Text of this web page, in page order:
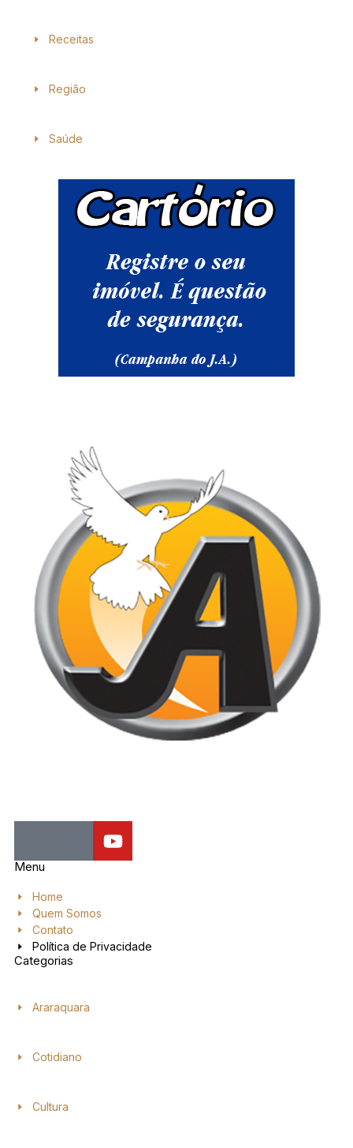
Receitas
Região
Saúde
Menu
Home
Quem Somos
Contato
Política de Privacidade
Categorias
Araraquara
Cotidiano
Cultura